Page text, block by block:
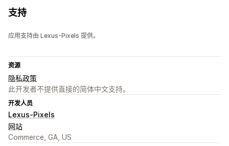
支持
应用支持由 Lexus-Pixels 提供。
资源
隐私政策
此开发者不提供直接的简体中文支持。
开发人员
Lexus-Pixels
网站
Commerce, GA, US